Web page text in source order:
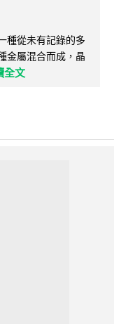
種從未有記錄的多
金屬混合而成，晶
全文